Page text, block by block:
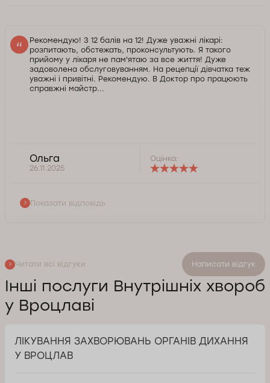
Рекомендую! З 12 балів на 12! Дуже уважні лікарі:
розпитають, обстежать, проконсультують. Я такого
прийому у лікаря не пам'ятаю за все життя! Дуже
задоволена обслуговуванням. На рецепції дівчатка теж
уважні і привітні. Рекомендую. В Доктор про працюють
справжні майстр...
Ольга
26.11.2025
Оцінка:
Показати відповідь
Читати всі відгуки Написати відгук
Інші послуги Внутрішніх хвороб
у Вроцлаві
ЛІКУВАННЯ ЗАХВОРЮВАНЬ ОРГАНІВ ДИХАННЯ
У ВРОЦЛАВ